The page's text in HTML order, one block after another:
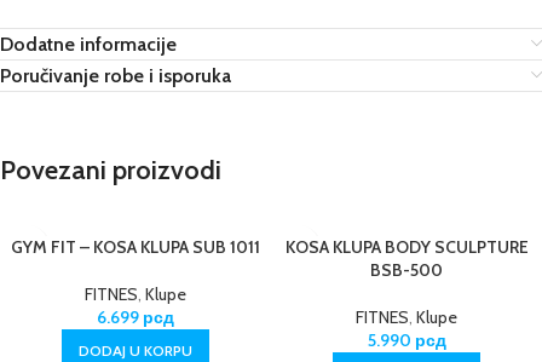
Dodatne informacije
Poručivanje robe i isporuka
Povezani proizvodi
GYM FIT – KOSA KLUPA SUB 1011
FITNES, Klupe
6.699 рсд
DODAJ U KORPU
KOSA KLUPA BODY SCULPTURE
BSB-500
FITNES, Klupe
5.990 рсд